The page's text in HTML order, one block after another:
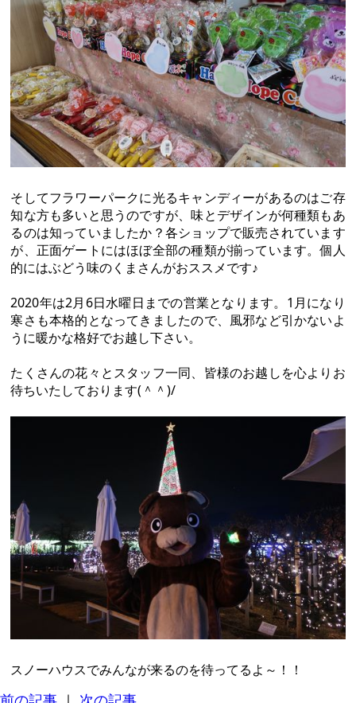
そしてフラワーパークに光るキャンディーがあるのはご存
知な方も多いと思うのですが、味とデザインが何種類もあ
るのは知っていましたか？各ショップで販売されています
が、正面ゲートにはほぼ全部の種類が揃っています。個人
的にはぶどう味のくまさんがおススメです♪
2020年は2月6日水曜日までの営業となります。1月になり
寒さも本格的となってきましたので、風邪など引かないよ
うに暖かな格好でお越し下さい。
たくさんの花々とスタッフ一同、皆様のお越しを心よりお
待ちいたしております(＾＾)/
スノーハウスでみんなが来るのを待ってるよ～！！